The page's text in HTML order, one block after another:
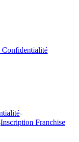
Confidentialité
-
Inscription Franchise